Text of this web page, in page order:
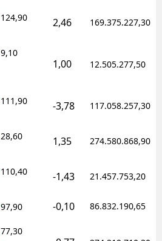
124,90 2,46 169.375.227,30
9,10
1,00 12.505.277,50
111,90 -3,78 117.058.257,30
28,60 1,35 274.580.868,90
110,40 -1,43 21.457.753,20
97,90 -0,10 86.832.190,65
77,30